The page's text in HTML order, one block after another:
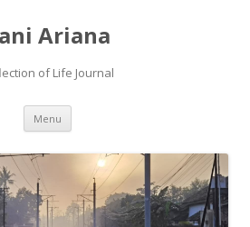
Ariana
of Life Journal
Menu Skip
content